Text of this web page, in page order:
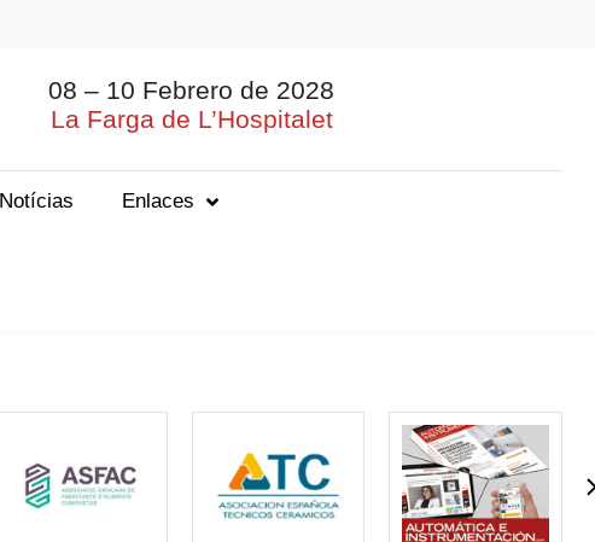
08 – 10 Febrero de 2028
La Farga de L’Hospitalet
Notícias Enlaces